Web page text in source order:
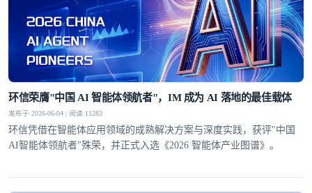
环信荣膺"中国 AI 智能体领航者"，IM 成为 AI 落地的最佳载体
发布于 2026-06-04 | 阅读 11283
环信凭借在智能体应用领域的成熟解决方案与深度实践，获评"中国
AI智能体领航者"殊荣，并正式入选《2026 智能体产业图谱》。